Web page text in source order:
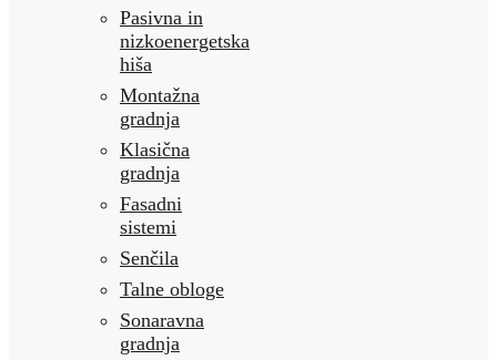
Pasivna in
nizkoenergetska
hiša
Montažna
gradnja
Klasična
gradnja
Fasadni
sistemi
Senčila
Talne obloge
Sonaravna
gradnja